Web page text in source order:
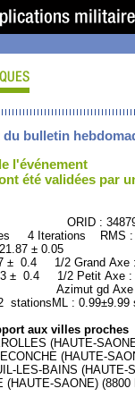
du bulletin
l'événement
été validées par
:
4 Iterations RMS
± 0.05
0.4 1/2 Grand
± 0.4 1/2 Petit Axe
Azimut gd Axe :
stationsML :
aux villes proches
(HAUTE-
(HAUTE-
LES-BAINS (HAUTE-
(HAUTE-SAONE) (8800